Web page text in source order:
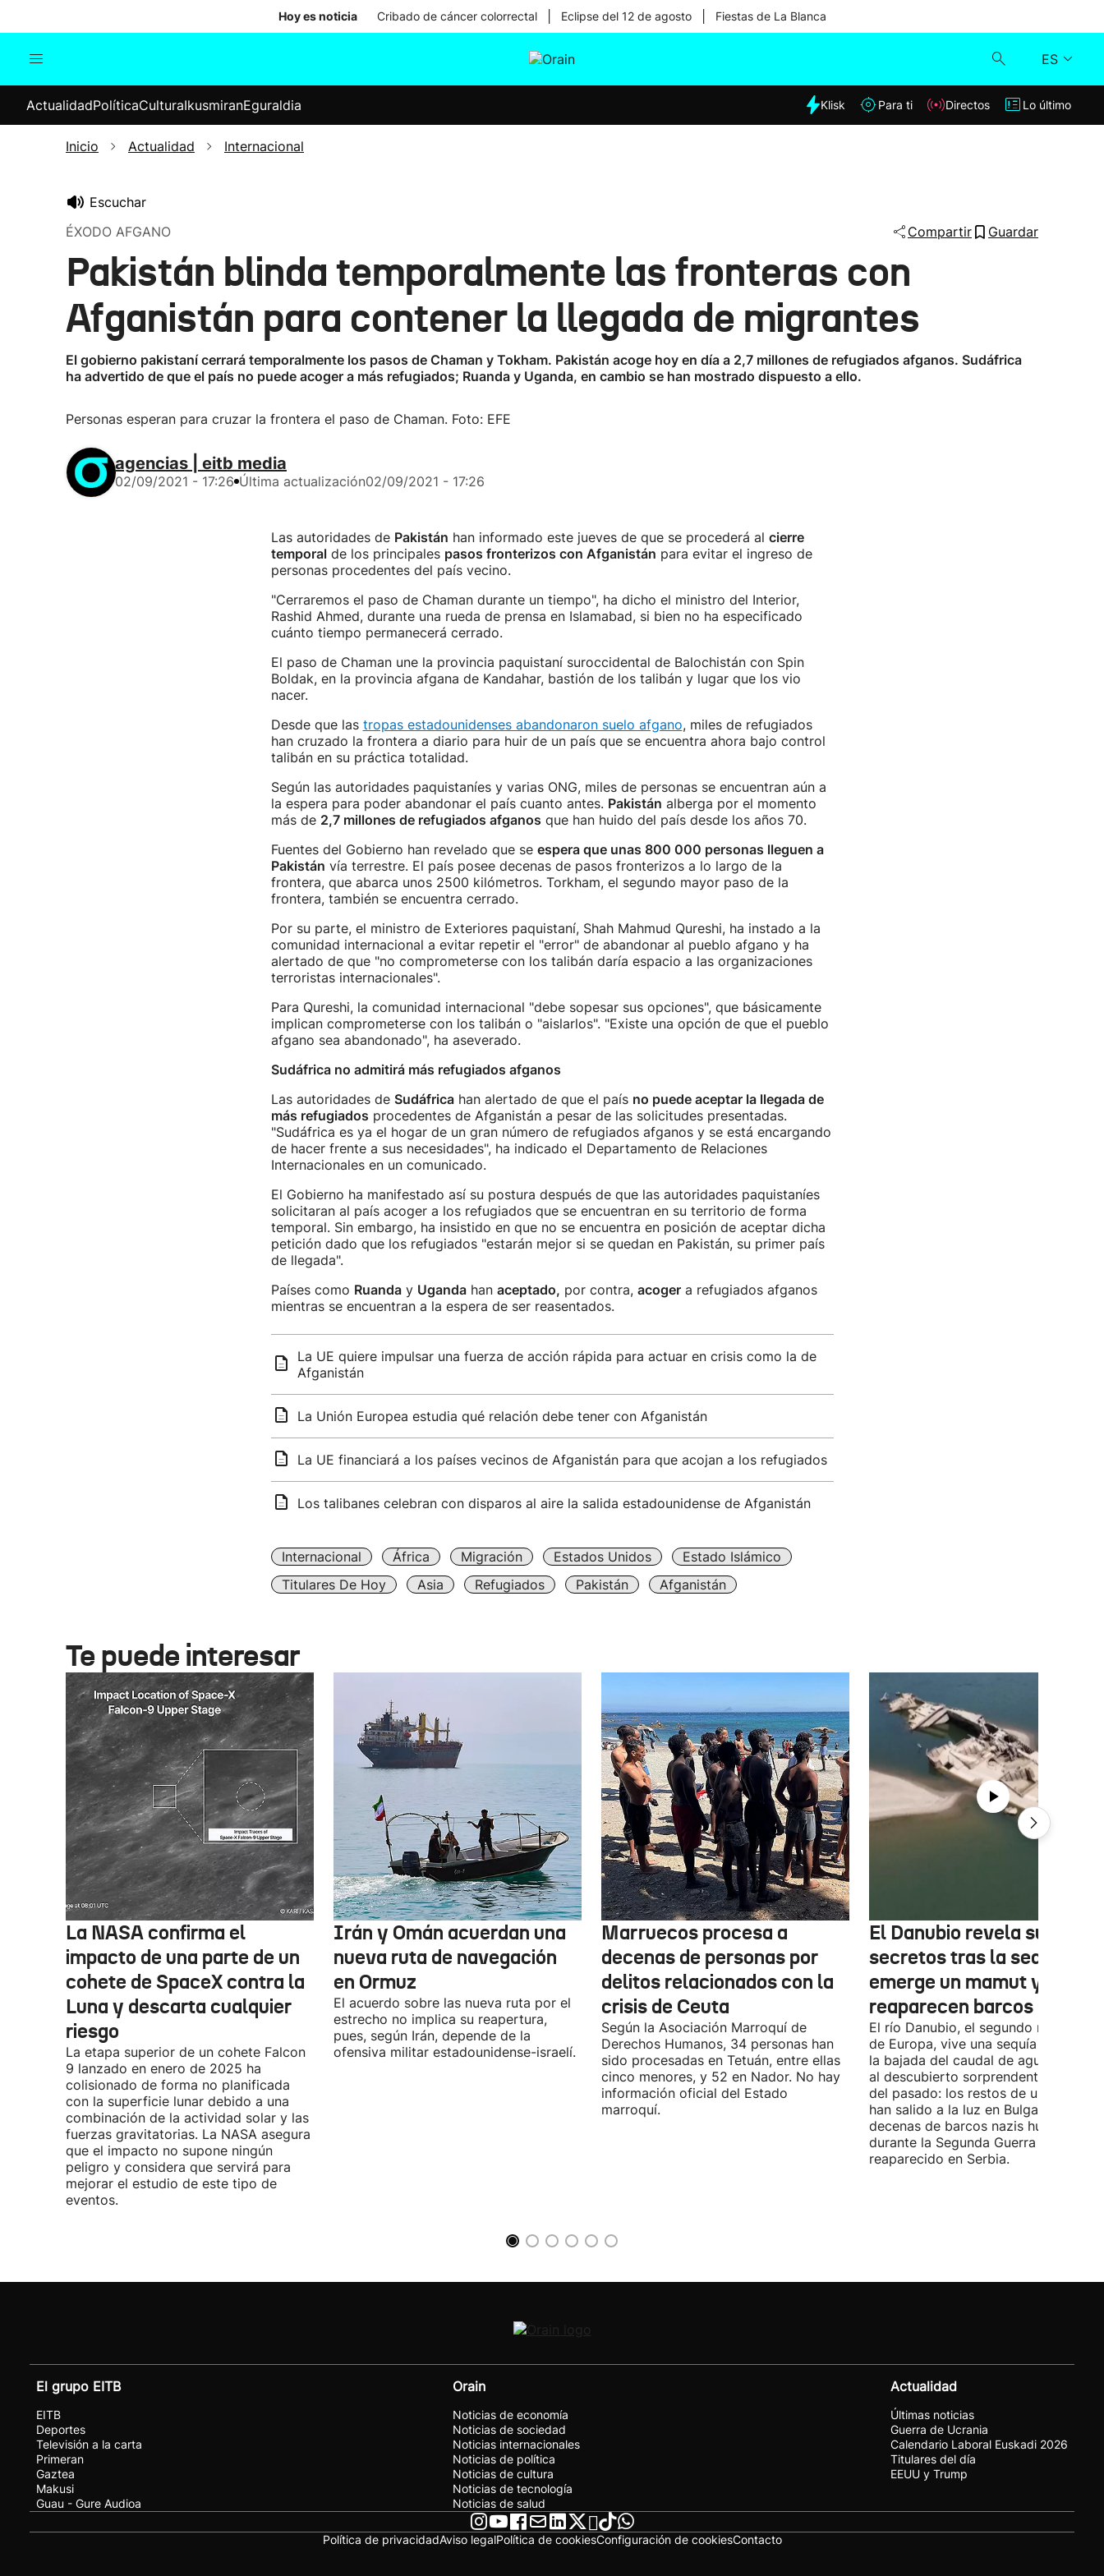
Hoy es noticia Cribado de cáncer colorrectal Eclipse del 12 de agosto Fiestas de La Blanca
ES
Internacional
Elecciones
Klisk
ActualidadPolíticaCulturaIkusmiranEguraldia Klisk Para ti Directos Lo último
Inicio Actualidad Internacional
Escuchar
ÉXODO AFGANO
Compartir Guardar
Pakistán blinda temporalmente las fronteras con
Afganistán para contener la llegada de migrantes
El gobierno pakistaní cerrará temporalmente los pasos de Chaman y Tokham. Pakistán acoge hoy en día a 2,7 millones de refugiados afganos. Sudáfrica
ha advertido de que el país no puede acoger a más refugiados; Ruanda y Uganda, en cambio se han mostrado dispuesto a ello.
Personas esperan para cruzar la frontera el paso de Chaman. Foto: EFE
agencias | eitb media
02/09/2021 - 17:26 Última actualización02/09/2021 - 17:26
Las autoridades de Pakistán han informado este jueves de que se procederá al cierre
temporalde los principales pasos fronterizos con Afganistán para evitar el ingreso de
personas procedentes del país vecino.
"Cerraremos el paso de Chaman durante un tiempo", ha dicho el ministro del Interior,
Rashid Ahmed, durante una rueda de prensa en Islamabad, si bien no ha especificado
cuánto tiempo permanecerá cerrado.
El paso de Chaman une la provincia paquistaní suroccidental de Balochistán con Spin
Boldak, en la provincia afgana de Kandahar, bastión de los talibán y lugar que los vio
nacer.
Desde que las tropas estadounidenses abandonaron suelo afgano, miles de refugiados
han cruzado la frontera a diario para huir de un país que se encuentra ahora bajo control
talibán en su práctica totalidad.
Según las autoridades paquistaníes y varias ONG, miles de personas se encuentran aún a
la espera para poder abandonar el país cuanto antes. Pakistán alberga por el momento
más de 2,7 millones de refugiados afganos que han huido del país desde los años 70.
Fuentes del Gobierno han revelado que se espera que unas 800 000 personas lleguen a
Pakistán vía terrestre. El país posee decenas de pasos fronterizos a lo largo de la
frontera, que abarca unos 2500 kilómetros. Torkham, el segundo mayor paso de la
frontera, también se encuentra cerrado.
Por su parte, el ministro de Exteriores paquistaní, Shah Mahmud Qureshi, ha instado a la
comunidad internacional a evitar repetir el "error" de abandonar al pueblo afgano y ha
alertado de que "no comprometerse con los talibán daría espacio a las organizaciones
terroristas internacionales".
Para Qureshi, la comunidad internacional "debe sopesar sus opciones", que básicamente
implican comprometerse con los talibán o "aislarlos". "Existe una opción de que el pueblo
afgano sea abandonado", ha aseverado.
Sudáfrica no admitirá más refugiados afganos
Las autoridades de Sudáfricahan alertado de que el país no puede aceptar la llegada de
más refugiados procedentes de Afganistán a pesar de las solicitudes presentadas.
"Sudáfrica es ya el hogar de un gran número de refugiados afganos y se está encargando
de hacer frente a sus necesidades", ha indicado el Departamento de Relaciones
Internacionales en un comunicado.
El Gobierno ha manifestado así su postura después de que las autoridades paquistaníes
solicitaran al país acoger a los refugiados que se encuentran en su territorio de forma
temporal. Sin embargo, ha insistido en que no se encuentra en posición de aceptar dicha
petición dado que los refugiados "estarán mejor si se quedan en Pakistán, su primer país
de llegada".
Países como Ruanday Ugandahan aceptado, por contra, acogera refugiados afganos
mientras se encuentran a la espera de ser reasentados.
La UE quiere impulsar una fuerza de acción rápida para actuar en crisis como la de
Afganistán
La Unión Europea estudia qué relación debe tener con Afganistán
La UE financiará a los países vecinos de Afganistán para que acojan a los refugiados
Los talibanes celebran con disparos al aire la salida estadounidense de Afganistán
Internacional África Migración Estados Unidos
Estado Islámico
Titulares De Hoy
Asia Refugiados Pakistán Afganistán
Te puede interesar
La NASA confirma el
impacto de una parte de un
cohete de SpaceX contra la
Luna y descarta cualquier
riesgo
La etapa superior de un cohete Falcon
9 lanzado en enero de 2025 ha
colisionado de forma no planificada
con la superficie lunar debido a una
combinación de la actividad solar y las
fuerzas gravitatorias. La NASA asegura
que el impacto no supone ningún
peligro y considera que servirá para
mejorar el estudio de este tipo de
eventos.
Irán y Omán acuerdan una
nueva ruta de navegación
en Ormuz
El acuerdo sobre las nueva ruta por el
estrecho no implica su reapertura,
pues, según Irán, depende de la
ofensiva militar estadounidense-israelí.
Marruecos procesa a
decenas de personas por
delitos relacionados con la
crisis de Ceuta
Según la Asociación Marroquí de
Derechos Humanos, 34 personas han
sido procesadas en Tetuán, entre ellas
cinco menores, y 52 en Nador. No hay
información oficial del Estado
marroquí.
El Danubio revela sus
secretos tras la sequía:
emerge un mamut y
reaparecen barcos nazis
El río Danubio, el segundo más largo
de Europa, vive una sequía histórica
la bajada del caudal de agua ha
al descubierto sorprendentes
del pasado: los restos de un mamut
han salido a la luz en Bulgaria y
decenas de barcos nazis hundidos
durante la Segunda Guerra Mundial
reaparecido en Serbia.
El grupo EITB
EITB
Deportes
Televisión a la carta
Primeran
Gaztea
Makusi
Guau - Gure Audioa
Orain
Noticias de economía
Noticias de sociedad
Noticias internacionales
Noticias de política
Noticias de cultura
Noticias de tecnología
Noticias de salud
Actualidad
Últimas noticias
Guerra de Ucrania
Calendario Laboral Euskadi 2026
Titulares del día
EEUU y Trump
Política de privacidadAviso legalPolítica de cookiesConfiguración de cookiesContacto